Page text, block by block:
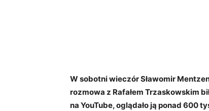
W sobotni wieczór Sławomir
rozmowa z Rafałem Trzaskowskim
na YouTube, oglądało ją ponad 600